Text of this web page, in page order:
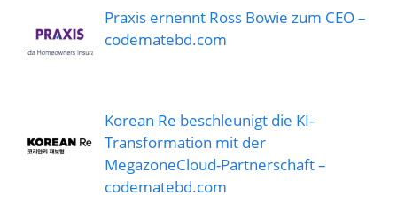
Praxis ernennt Ross Bowie zum CEO –
codematebd.com
Korean Re beschleunigt die KI-
Transformation mit der
MegazoneCloud-Partnerschaft –
codematebd.com